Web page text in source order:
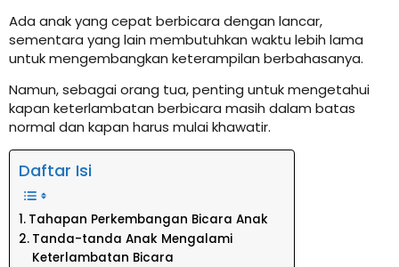
Ada anak yang cepat berbicara dengan lancar,
sementara yang lain membutuhkan waktu lebih lama
untuk mengembangkan keterampilan berbahasanya.
Namun, sebagai orang tua, penting untuk mengetahui
kapan keterlambatan berbicara masih dalam batas
normal dan kapan harus mulai khawatir.
Daftar Isi
Tahapan Perkembangan Bicara Anak
Tanda-tanda Anak Mengalami
Keterlambatan Bicara